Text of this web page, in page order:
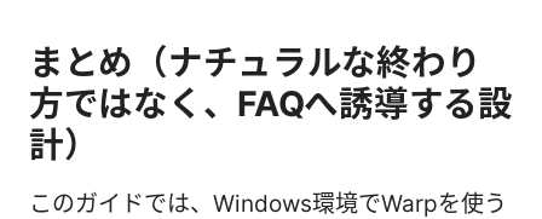
まとめ（ナチュラルな終わり
方ではなく、FAQへ誘導する設
計）
このガイドでは、Windows環境でWarpを使う